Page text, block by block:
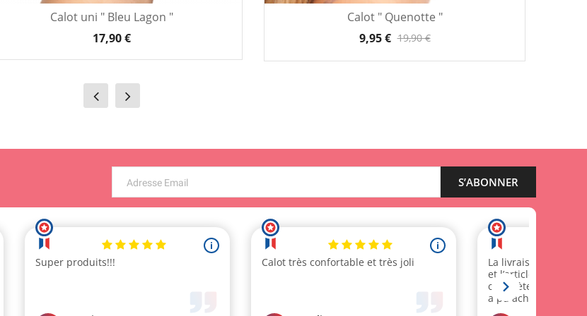
Calot uni " Bleu Lagon "
17,90 €
Calot " Quenotte "
9,95 € 19,90 €